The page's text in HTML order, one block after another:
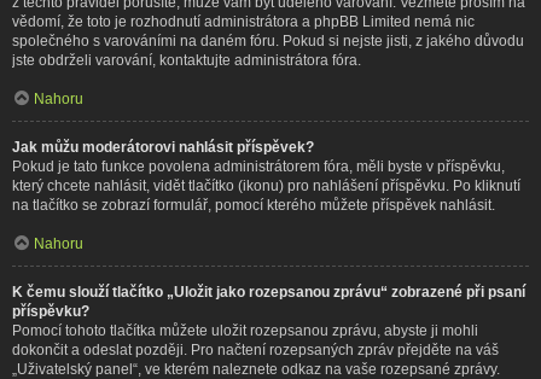
vědomí, že toto je rozhodnutí administrátora a phpBB Limited nemá nic
společného s varováními na daném fóru. Pokud si nejste jisti, z jakého důvodu
jste obdrželi varování, kontaktujte administrátora fóra.
Nahoru
Jak můžu moderátorovi nahlásit příspěvek?
Pokud je tato funkce povolena administrátorem fóra, měli byste v příspěvku,
který chcete nahlásit, vidět tlačítko (ikonu) pro nahlášení příspěvku. Po kliknutí
na tlačítko se zobrazí formulář, pomocí kterého můžete příspěvek nahlásit.
Nahoru
K čemu slouží tlačítko „Uložit jako rozepsanou zprávu“ zobrazené při psaní
příspěvku?
Pomocí tohoto tlačítka můžete uložit rozepsanou zprávu, abyste ji mohli
dokončit a odeslat později. Pro načtení rozepsaných zpráv přejděte na váš
„Uživatelský panel“, ve kterém naleznete odkaz na vaše rozepsané zprávy.